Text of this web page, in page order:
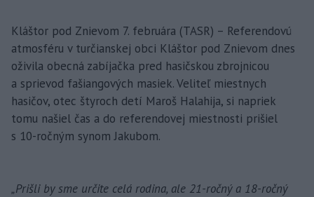
Kláštor pod Znievom 7. februára (TASR) – Referendovú
atmosféru v turčianskej obci Kláštor pod Znievom dnes
oživila obecná zabíjačka pred hasičskou zbrojnicou
a sprievod fašiangových masiek. Veliteľ miestnych
hasičov, otec štyroch detí Maroš Halahija, si napriek
tomu našiel čas a do referendovej miestnosti prišiel
s 10-ročným synom Jakubom.
„Prišli by sme určite celá rodina, ale 21-ročný a 18-ročný